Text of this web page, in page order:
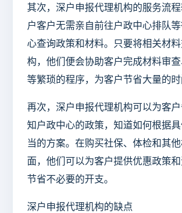
其次，深户申报代理机构的服务流
户客户无需亲自前往户政中心排队
心查询政策和材料。只要将相关材
构，他们便会协助客户完成材料审
等繁琐的程序，为客户节省大量的时
再次，深户申报代理机构可以为客
知户政中心的政策，知道如何根据
当的方案。在购买社保、体检和其
面，他们可以为客户提供优惠政策
节省不必要的开支。
深户申报代理机构的缺点